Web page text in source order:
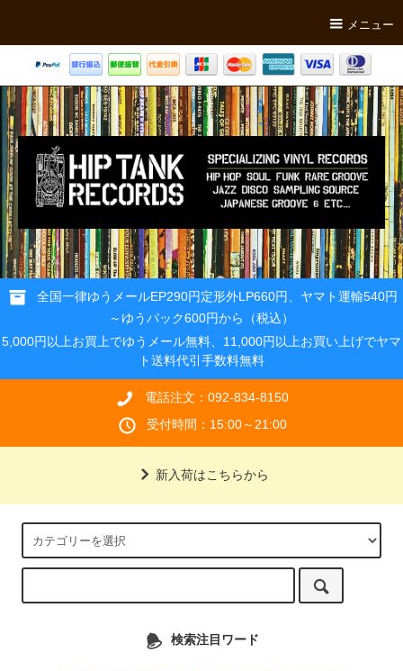
メニュー
全国一律ゆうメールEP290円定形外LP660円、ヤマト運輸540円
～ゆうパック600円から（税込）
5,000円以上お買上でゆうメール無料、11,000円以上お買い上げでヤマ
ト送料代引手数料無料
電話注文：092-834-8150
受付時間：15:00～21:00
新入荷はこちらから
検索注目ワード